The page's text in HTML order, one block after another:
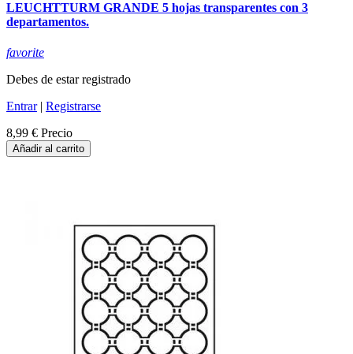
LEUCHTTURM GRANDE 5 hojas transparentes con 3
departamentos.
favorite
Debes de estar registrado
Entrar| Registrarse
8,99 € Precio
Añadir al carrito